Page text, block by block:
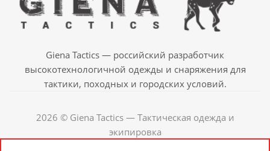
Giena Tactics — российский разработчик
высокотехнологичной одежды и снаряжения для
тактики, походных и городских условий.
2026 © Giena Tactics — Тактическая одежда и
экипировка